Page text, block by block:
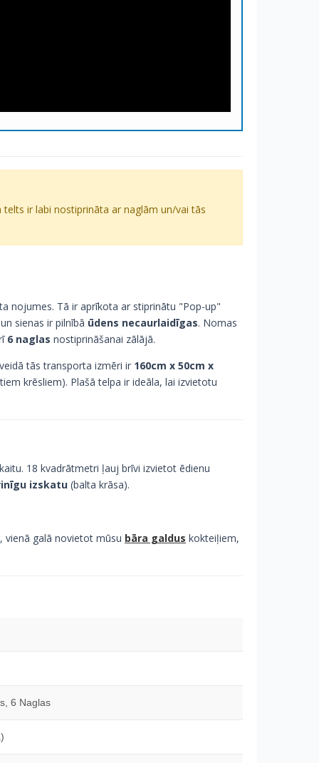
ir labi nostiprināta ar naglām un/vai tās
nojumes. Tā ir aprīkota ar stiprinātu "Pop-up"
sienas ir pilnībā ūdens necaurlaidīgas. Nomas
6 naglas nostiprināšanai zālājā.
tās transporta izmēri ir 160cm x 50cm x
krēsliem). Plašā telpa ir ideāla, lai izvietotu
18 kvadrātmetri ļauj brīvi izvietot ēdienu
izskatu (balta krāsa).
vienā galā novietot mūsu bāra galdus kokteiļiem,
6 Naglas